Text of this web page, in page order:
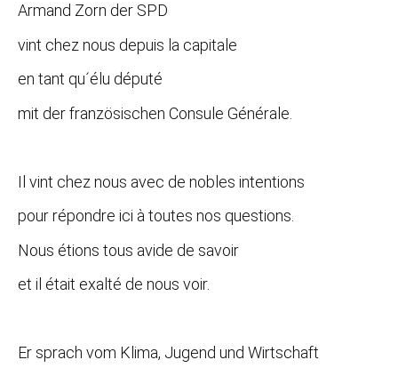
Armand Zorn der SPD
vint chez nous depuis la capitale
en tant qu´élu député
mit der französischen Consule Générale.
Il vint chez nous avec de nobles intentions
pour répondre ici à toutes nos questions.
Nous étions tous avide de savoir
et il était exalté de nous voir.
Er sprach vom Klima, Jugend und Wirtschaft